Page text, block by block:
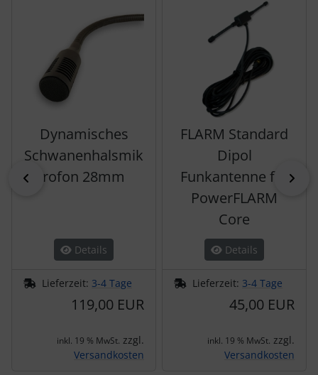
zurück
Dynamisches
Schwanenhalsmik
rofon 28mm
Details
Lieferzeit: 3-4 Tage
119,00 EUR
inkl. 19 % MwSt. zzgl.
Versandkosten
FLARM Standard
Dipol
Funkantenne für
PowerFLARM
Core
Details
Lieferzeit: 3-4 Tage
45,00 EUR
inkl. 19 % MwSt. zzgl.
Versandkosten